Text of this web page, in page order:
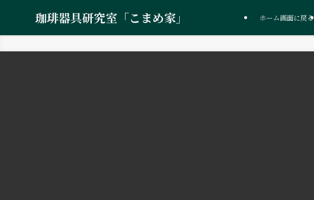
珈琲器具研究室「こまめ家」 ホーム画面に戻る